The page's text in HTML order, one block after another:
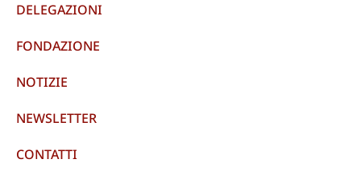
DELEGAZIONI
FONDAZIONE
NOTIZIE
NEWSLETTER
CONTATTI